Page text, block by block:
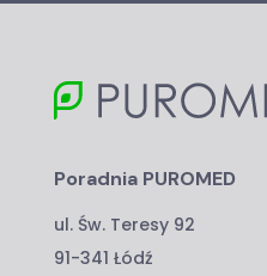
Poradnia PUROMED
ul. Św. Teresy 92
91-341 Łódź